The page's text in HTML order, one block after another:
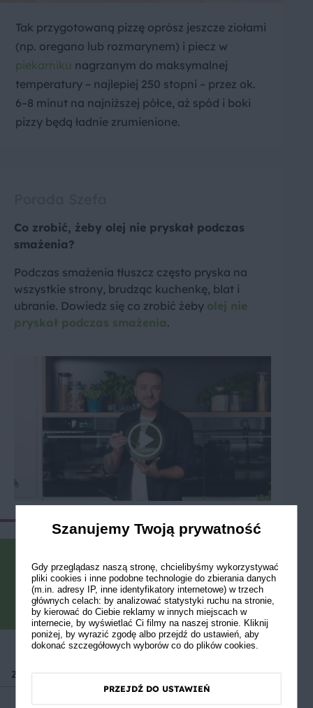
Tak przygotowaną pizzę oprósz jeszcze ziołami
(np. oregano lub rozmarynem) i piecz w
piekarniku nagrzanym do maksymalnej
temperatury – najlepiej 250 stopni – przez ok.
6–8 minut na najniższej półce, aż spód i boki
pizzy będą ładnie zrumienione.
Co zrobić, żeby olej nie pryskał podczas
smażenia?
Podczas smażenia tłuszcz często pryska na
wszystkie strony, brudząc kuchenkę, blat i
ubranie. Dowiedz się co zrobić żeby olej nie
pryskał podczas smażenia.
Gotowe? Pochwal się efektem.
Zrób zdjęcie, podziel się opinią i
zainspiruj innych!
Zdrowy fastfood
Szanujemy Twoją prywatność
Gdy przeglądasz naszą stronę, chcielibyśmy wykorzystywać
pliki cookies i inne podobne technologie do zbierania danych
(m.in. adresy IP, inne identyfikatory internetowe) w trzech
głównych celach: by analizować statystyki ruchu na stronie,
by kierować do Ciebie reklamy w innych miejscach w
internecie, by wyświetlać Ci filmy na naszej stronie. Kliknij
poniżej, by wyrazić zgodę albo przejdź do ustawień, aby
dokonać szczegółowych wyborów co do plików cookies.
PRZEJDŹ DO USTAWIEŃ